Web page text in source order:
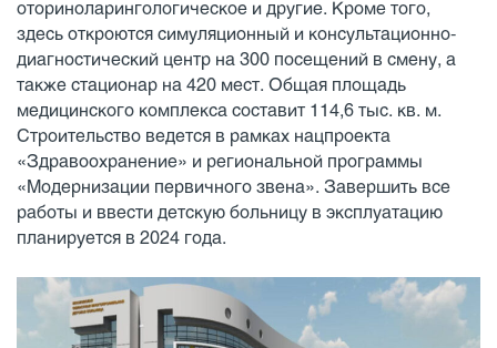
оториноларингологическое и другие. Кроме того,
здесь откроются симуляционный и консультационно-
диагностический центр на 300 посещений в смену, а
также стационар на 420 мест. Общая площадь
медицинского комплекса составит 114,6 тыс. кв. м.
Строительство ведется в рамках нацпроекта
«Здравоохранение» и региональной программы
«Модернизации первичного звена». Завершить все
работы и ввести детскую больницу в эксплуатацию
планируется в 2024 года.